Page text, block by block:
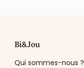
Bi&Jou
Qui sommes-nous ?